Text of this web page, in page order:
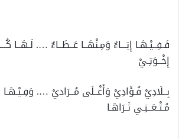
فَـفِــيْـهَـا إِبَـــاءٌ وَمِـنْهَــا عَــطَــاءٌ …. لَـهَــا
إِخْــوَتِـيْ
بِــلَادِيْ فُـؤَادِيْ وَأَغْــلَى مُــرَاديْ …. وَفِـيْـهَـا
مُـتْـعَــتِـي ثَـرَاهَـا